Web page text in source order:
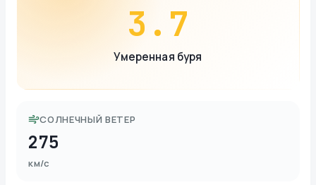
3.7
Умеренная буря
СОЛНЕЧНЫЙ ВЕТЕР
275
км/с